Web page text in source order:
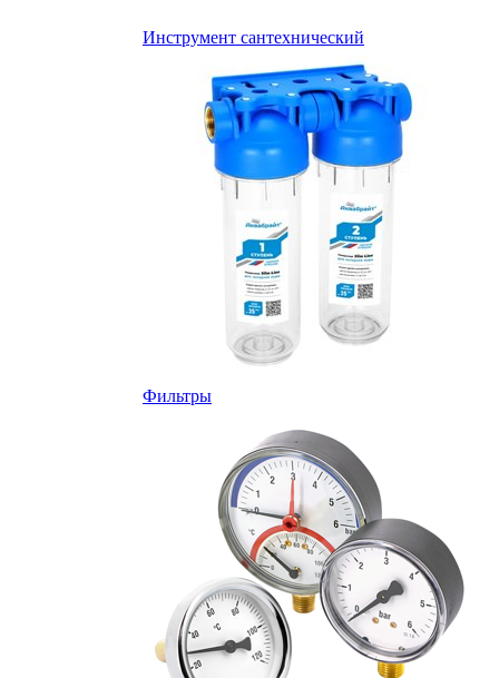
Инструмент сантехнический
Фильтры